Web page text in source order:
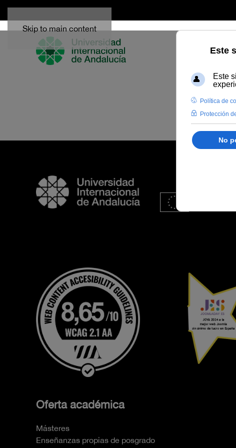
Skip to main content
Oferta académica
Másteres
Enseñanzas propias de posgrado